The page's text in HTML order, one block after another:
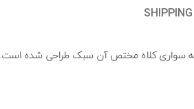
سواری کلاه مختص آن سبک طراحی شده است.